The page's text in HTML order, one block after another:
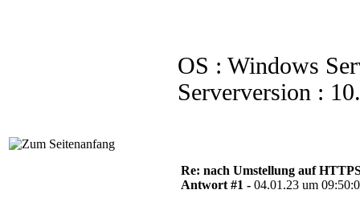
OS : Windows
Serverversion :
Re: nach Umstellung auf
Antwort #1 - 04.01.23 um